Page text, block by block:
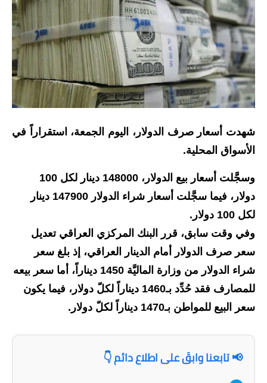
الرواتب
القروض والسلف
المنح المالية
قطع الاراضي
الاخبار الامنية
الاخبار الاقتصادية
الاخبار الرياضية
المدارس
اخبار وقرارات وزارة التربية
نتائج الامتحانات
المرحلة الابتدائية
المرحلة المتوسطة
شهدت أسعار صرف الدولار، اليوم الجمعة، استقراراً في
الأسواق المحلية.
وسجَّلت أسعار بيع الدولار، 148000 دينار لكل 100
دولار، فيما سجَّلت أسعار شراء الدولار 147900 دينار
لكل 100 دولار.
وفي وقت سابق، قرر البنك المركزي العراقي تعديل
سعر صرف الدولار أمام الدينار العراقي، إذ بلغ سعر
شراء الدولار من وزارة الماليَّة 1450 ديناراً، أما سعر بيعه
للمصارف فقد حُدِّد بـ1460 ديناراً لكلّ دولار، فيما يكون
سعر البيع للمواطن بـ1470 ديناراً لكلّ دولار.
📢 تابعنا وابقَ على اطلاع دائم 👇